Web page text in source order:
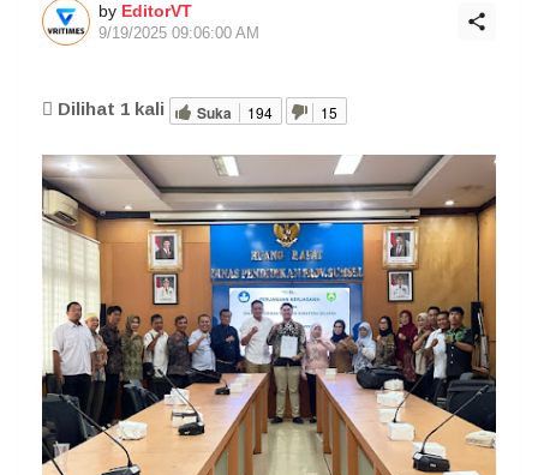
by EditorVT
9/19/2025 09:06:00 AM
Dilihat 1 kali Suka 194 15